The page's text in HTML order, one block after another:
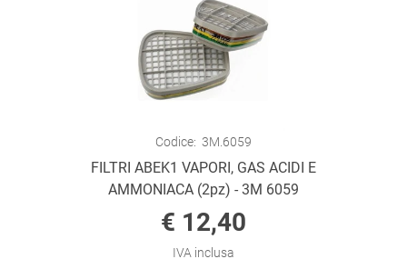
Codice: 3M.6059
FILTRI ABEK1 VAPORI, GAS ACIDI E
AMMONIACA (2pz) - 3M 6059
€ 12,40
IVA inclusa